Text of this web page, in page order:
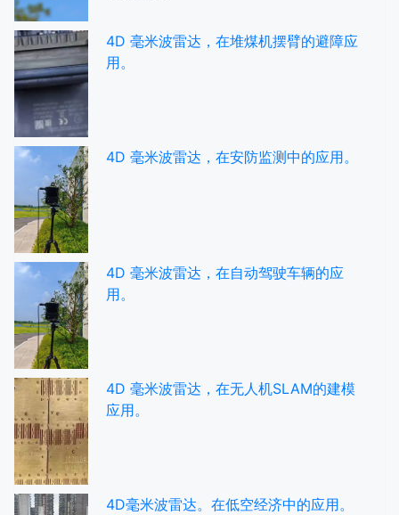
4D 毫米波雷达，在堆煤机摆臂的避障应
用。
4D 毫米波雷达，在安防监测中的应用。
4D 毫米波雷达，在自动驾驶车辆的应
用。
4D 毫米波雷达，在无人机SLAM的建模
应用。
4D毫米波雷达。在低空经济中的应用。